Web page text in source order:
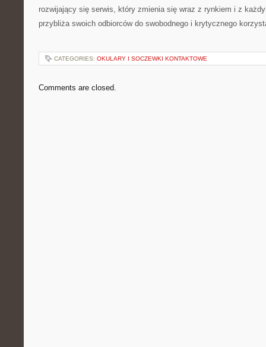
rozwijający się serwis, który zmienia się wraz z rynkiem i z
przybliża swoich odbiorców do swobodnego i krytycznego
CATEGORIES: OKULARY I SOCZEWKI KONTAKTOWE
Comments are closed.